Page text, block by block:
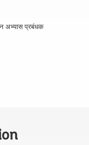
अभ्यास प्रबंधक